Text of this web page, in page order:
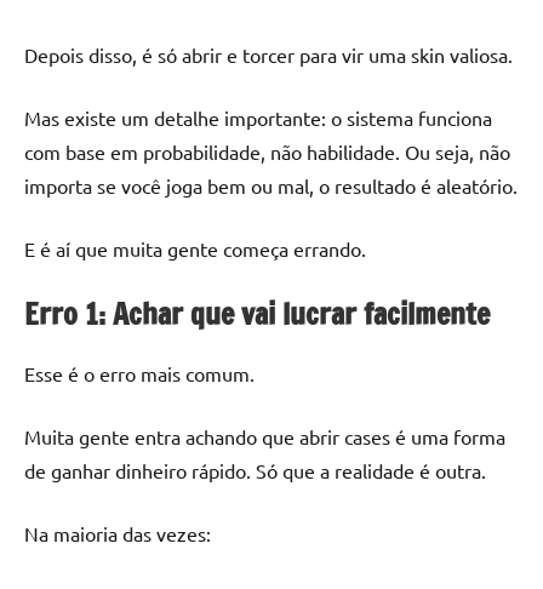
Depois disso, é só abrir e torcer para vir uma skin valiosa.
Mas existe um detalhe importante: o sistema funciona
com base em probabilidade, não habilidade. Ou seja, não
importa se você joga bem ou mal, o resultado é aleatório.
E é aí que muita gente começa errando.
Erro 1: Achar que vai lucrar facilmente
Esse é o erro mais comum.
Muita gente entra achando que abrir cases é uma forma
de ganhar dinheiro rápido. Só que a realidade é outra.
Na maioria das vezes: